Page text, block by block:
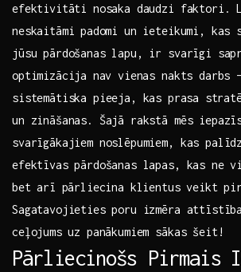
efektivitāti nosaka daudzi faktori.
neskaitāmi⁢ padomi un ‍ieteikumi, kas
jūsu pārdošanas lapu, ir svarīgi
optimizācija⁣ nav vienas ​nakts
sistemātiska pieeja, kas⁣ prasa
un zināšanas. Šajā rakstā mēs
svarīgākajiem noslēpumiem, kas‍
efektīvas pārdošanas lapas, kas ne‍
bet⁣ arī pārliecina klientus veikt
Sagatavojieties poru izmēra
ceļojums⁣ uz panākumiem sākas šeit!
Pārliecinošs Pirmais